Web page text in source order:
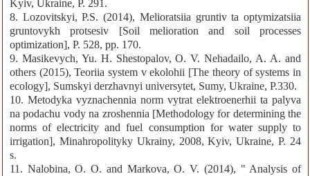
Kyiv, Ukraine, P. 291.
8. Lozovitskyi, P.S. (2014), Melioratsiia gruntiv ta optymizatsiia
gruntovykh protsesiv [Soil melioration and soil processes
optimization], P. 528, pp. 170.
9. Masikevych, Yu. H. Shestopalov, O. V. Nehadailo, A. A. and
others (2015), Teoriia system v ekolohii [The theory of systems in
ecology], Sumskyi derzhavnyi universytet, Sumy, Ukraine, P.330.
10. Metodyka vyznachennia norm vytrat elektroenerhii ta palyva
na podachu vody na zroshennia [Methodology for determining the
norms of electricity and fuel consumption for water supply to
irrigation], Minahropolityky Ukrainy, 2008, Kyiv, Ukraine, P. 24
s.
11. Nalobina, O. O. and Markova, O. V. (2014), " Analysis of